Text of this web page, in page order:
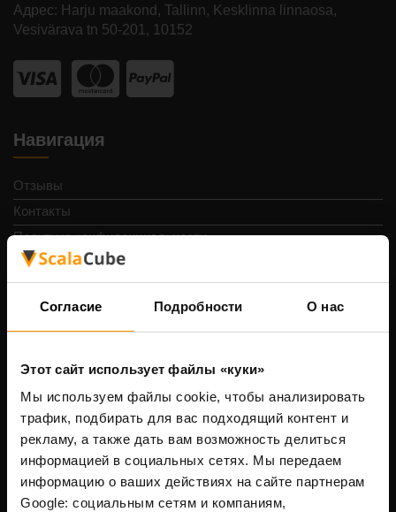
Согласие Подробности О нас
Этот сайт использует файлы «куки»
Мы используем файлы cookie, чтобы анализировать
трафик, подбирать для вас подходящий контент и
рекламу, а также дать вам возможность делиться
информацией в социальных сетях. Мы передаем
информацию о ваших действиях на сайте партнерам
Google: социальным сетям и компаниям,
Адрес: Harju maakond, Tallinn, Kesklinna linnaosa,
Vesivärava tn 50-201, 10152
Навигация
Отзывы
Контакты
Политика конфиденциальности
Условия и положения
Возврат средств
Сообщить о нарушении
Поддержка
Партнерская программа
Bug Bounty Program
Вакансии
Подать заявку на спонсорство
Dedicated game server hosting